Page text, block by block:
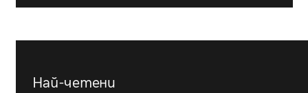
Най-четени